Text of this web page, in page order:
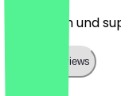
Ästhetisch und
Show all reviews